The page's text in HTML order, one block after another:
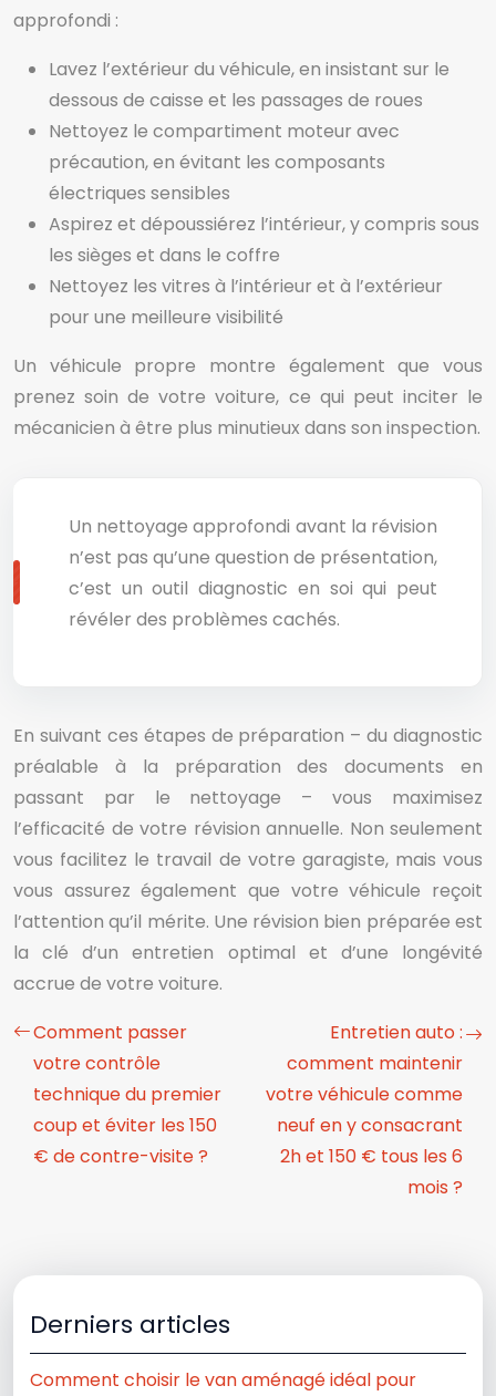
approfondi :
Lavez l’extérieur du véhicule, en insistant sur le
dessous de caisse et les passages de roues
Nettoyez le compartiment moteur avec
précaution, en évitant les composants
électriques sensibles
Aspirez et dépoussiérez l’intérieur, y compris sous
les sièges et dans le coffre
Nettoyez les vitres à l’intérieur et à l’extérieur
pour une meilleure visibilité
Un véhicule propre montre également que vous
prenez soin de votre voiture, ce qui peut inciter le
mécanicien à être plus minutieux dans son inspection.
Un nettoyage approfondi avant la révision
n’est pas qu’une question de présentation,
c’est un outil diagnostic en soi qui peut
révéler des problèmes cachés.
En suivant ces étapes de préparation – du diagnostic
préalable à la préparation des documents en
passant par le nettoyage – vous maximisez
l’efficacité de votre révision annuelle. Non seulement
vous facilitez le travail de votre garagiste, mais vous
vous assurez également que votre véhicule reçoit
l’attention qu’il mérite. Une révision bien préparée est
la clé d’un entretien optimal et d’une longévité
accrue de votre voiture.
Comment passer
votre contrôle
technique du premier
coup et éviter les 150
€ de contre-visite ?
Entretien auto :
comment maintenir
votre véhicule comme
neuf en y consacrant
2h et 150 € tous les 6
mois ?
Derniers articles
Comment choisir le van aménagé idéal pour